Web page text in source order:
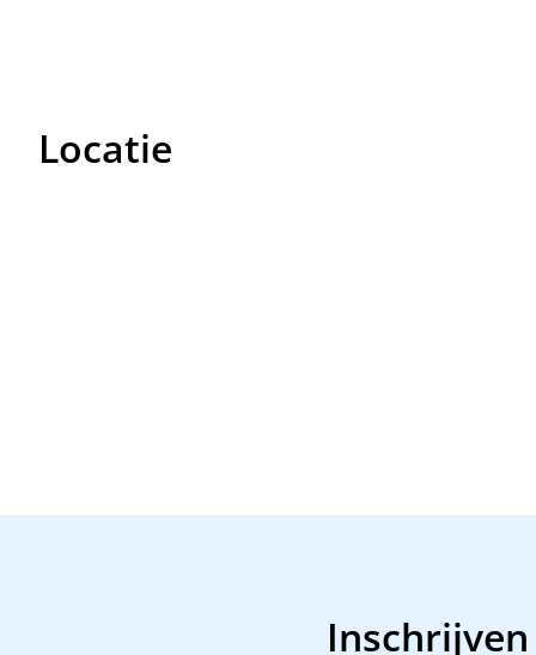
Locatie